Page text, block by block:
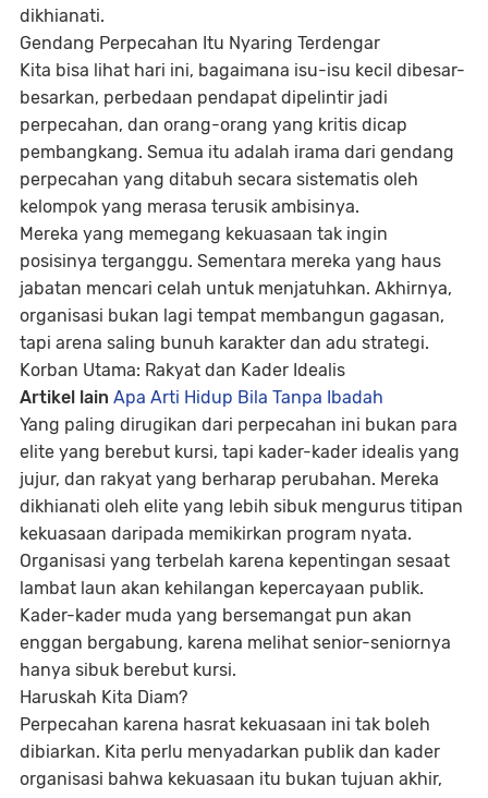
dikhianati.
Gendang Perpecahan Itu Nyaring Terdengar
Kita bisa lihat hari ini, bagaimana isu-isu kecil dibesar-
besarkan, perbedaan pendapat dipelintir jadi
perpecahan, dan orang-orang yang kritis dicap
pembangkang. Semua itu adalah irama dari gendang
perpecahan yang ditabuh secara sistematis oleh
kelompok yang merasa terusik ambisinya.
Mereka yang memegang kekuasaan tak ingin
posisinya terganggu. Sementara mereka yang haus
jabatan mencari celah untuk menjatuhkan. Akhirnya,
organisasi bukan lagi tempat membangun gagasan,
tapi arena saling bunuh karakter dan adu strategi.
Korban Utama: Rakyat dan Kader Idealis
Artikel lain Apa Arti Hidup Bila Tanpa Ibadah
Yang paling dirugikan dari perpecahan ini bukan para
elite yang berebut kursi, tapi kader-kader idealis yang
jujur, dan rakyat yang berharap perubahan. Mereka
dikhianati oleh elite yang lebih sibuk mengurus titipan
kekuasaan daripada memikirkan program nyata.
Organisasi yang terbelah karena kepentingan sesaat
lambat laun akan kehilangan kepercayaan publik.
Kader-kader muda yang bersemangat pun akan
enggan bergabung, karena melihat senior-seniornya
hanya sibuk berebut kursi.
Haruskah Kita Diam?
Perpecahan karena hasrat kekuasaan ini tak boleh
dibiarkan. Kita perlu menyadarkan publik dan kader
organisasi bahwa kekuasaan itu bukan tujuan akhir,